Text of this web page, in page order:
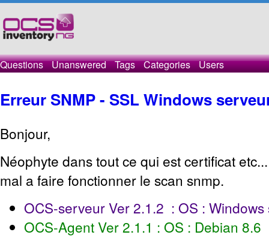
Questions Unanswered Tags Categories Users
Erreur SNMP - SSL Windows
Bonjour,
Néophyte dans tout ce qui est certificat
mal a faire fonctionner le scan snmp.
OCS-serveur Ver 2.1.2 : OS :
OCS-Agent Ver 2.1.1 : OS : Debian 8.6